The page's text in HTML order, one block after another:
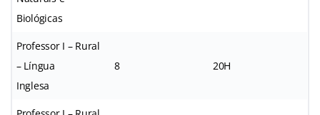
Biológicas
Professor I – Rural
– Língua
Inglesa
8 20H